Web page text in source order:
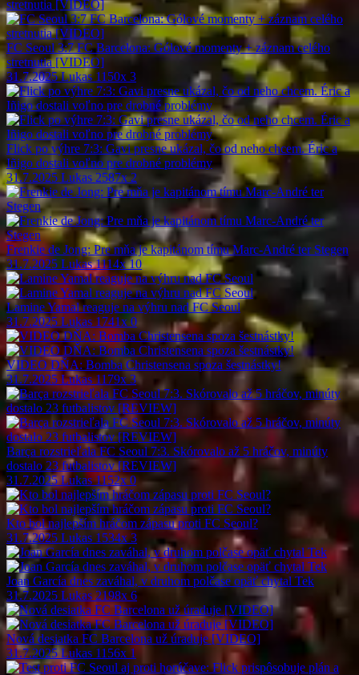
FC Seoul 3:7 FC Barcelona: Gólové momenty + záznam celého
stretnutia [VIDEO]
31.7.2025 Lukas 1150x 3
Flick po výhre 7:3: Gavi presne ukázal, čo od neho chcem. Éric a
Iñigo dostali voľno pre drobné problémy
31.7.2025 Lukas 2587x 2
Frenkie de Jong: Pre mňa je kapitánom tímu Marc-André ter Stegen
31.7.2025 Lukas 1114x 10
Lamine Yamal reaguje na výhru nad FC Seoul
31.7.2025 Lukas 1741x 0
VIDEO DŇA: Bomba Christensena spoza šestnástky!
31.7.2025 Lukas 1179x 3
Barça rozstrieľala FC Seoul 7:3. Skórovalo až 5 hráčov, minúty
dostalo 23 futbalistov [REVIEW]
31.7.2025 Lukas 1152x 0
Kto bol najlepším hráčom zápasu proti FC Seoul?
31.7.2025 Lukas 1534x 3
Joan García dnes zaváhal, v druhom polčase opäť chytal Tek
31.7.2025 Lukas 2198x 6
Nová desiatka FC Barcelona už úraduje [VIDEO]
31.7.2025 Lukas 1156x 1